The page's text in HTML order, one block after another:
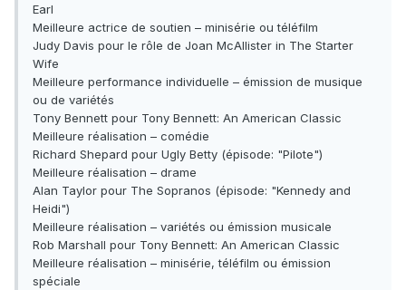
Earl
Meilleure actrice de soutien – minisérie ou téléfilm
Judy Davis pour le rôle de Joan McAllister in The Starter
Wife
Meilleure performance individuelle – émission de musique
ou de variétés
Tony Bennett pour Tony Bennett: An American Classic
Meilleure réalisation – comédie
Richard Shepard pour Ugly Betty (épisode: "Pilote")
Meilleure réalisation – drame
Alan Taylor pour The Sopranos (épisode: "Kennedy and
Heidi")
Meilleure réalisation – variétés ou émission musicale
Rob Marshall pour Tony Bennett: An American Classic
Meilleure réalisation – minisérie, téléfilm ou émission
spéciale